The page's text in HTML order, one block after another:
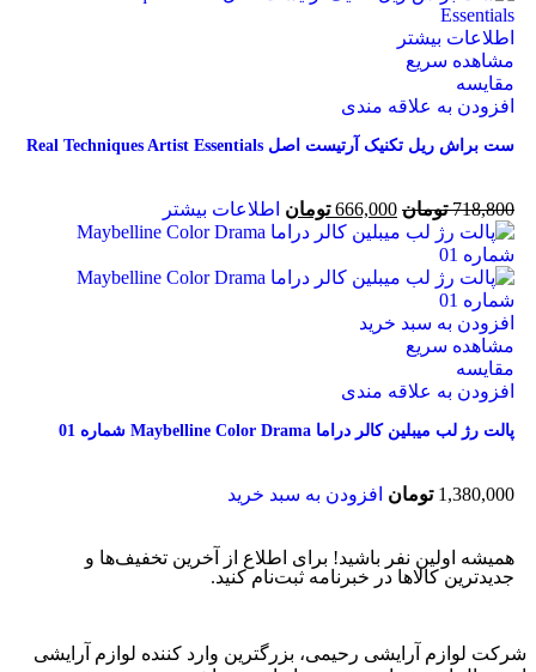
اطلاعات بیشتر
مشاهده سریع
مقایسه
افزودن به علاقه مندی
ست براش ریل تکنیک آرتیست اصل Real Techniques Artist Essentials
718,800 تومان 666,000 تومان اطلاعات بیشتر
افزودن به سبد خرید
مشاهده سریع
مقایسه
افزودن به علاقه مندی
پالت رژ لب میبلین کالر دراما Maybelline Color Drama شماره 01
1,380,000 تومان افزودن به سبد خرید
همیشه اولین نفر باشید! برای اطلاع از آخرین تخفیف‌ها و
جدیدترین کالاها در خبرنامه ثبت‌نام کنید.
شرکت لوازم آرایشی رحیمی، بزرگترین وارد کننده لوازم آرایشی